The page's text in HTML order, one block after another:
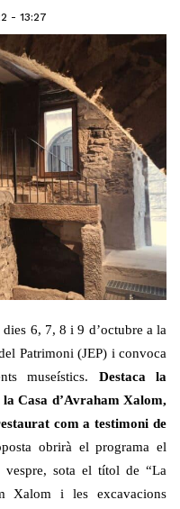
- 13:27
6, 7, 8 i 9 d’octubre a la
Patrimoni (JEP) i convoca
museístics. Destaca la
Casa d’Avraham Xalom,
com a testimoni de
obrirà el programa el
sota el títol de “La
Xalom i les excavacions